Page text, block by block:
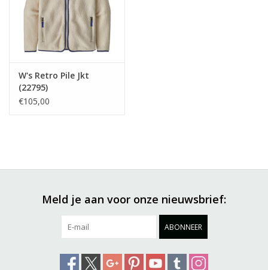
W's Retro Pile Jkt
(22795)
€105,00
Meld je aan voor onze nieuwsbrief:
ABONNEER